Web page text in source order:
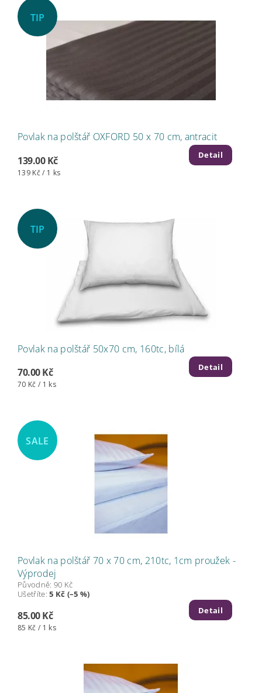
TIP
Povlak na polštář OXFORD 50 x 70 cm, antracit
139.00 Kč
139 Kč / 1 ks
Detail
TIP
Povlak na polštář 50x70 cm, 160tc, bílá
70.00 Kč
70 Kč / 1 ks
Detail
SALE
Povlak na polštář 70 x 70 cm, 210tc, 1cm proužek -
Výprodej
Původně: 90 Kč
Ušetříte:5 Kč (–5 %)
85.00 Kč
85 Kč / 1 ks
Detail